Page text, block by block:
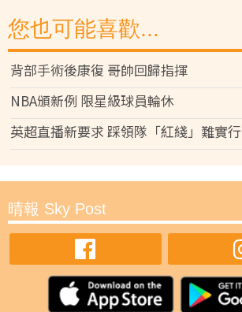
您也可能喜歡...
背部手術後康復 哥帥回歸指揮
NBA頒新例 限星級球員輪休
英超直播新要求 踩領隊「紅綫」難實行
晴報 Sky Post